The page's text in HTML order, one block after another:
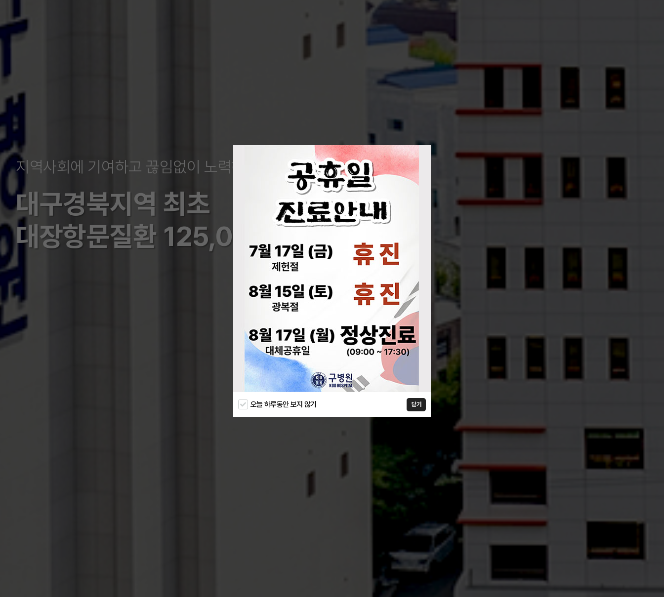
지역사회에 기여하고 끊임없이 노력하는 병원
대구경북지역 최초
대장항문질환 125,000례 수술
외과 수술의 새로운 표준을 제시
로봇수술센터
오늘 하루동안 보지 않기 닫기